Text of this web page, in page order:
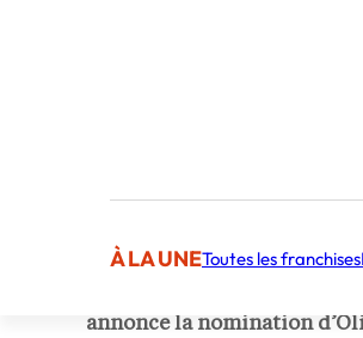
À LA UNEToutes les franchises
annonce la nomination